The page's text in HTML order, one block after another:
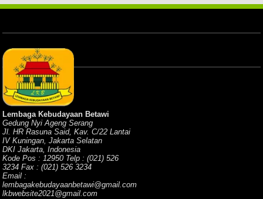
Lembaga Kebudayaan Betawi
Gedung Nyi Ageng Serang
Jl. HR Rasuna Said, Kav. C/22 Lantai
IV Kuningan, Jakarta Selatan
DKI Jakarta, Indonesia
Kode Pos : 12950 Telp : (021) 526
3234 Fax : (021) 526 3234
Email :
lembagakebudayaanbetawi@gmail.com
lkbwebsite2021@gmail.com